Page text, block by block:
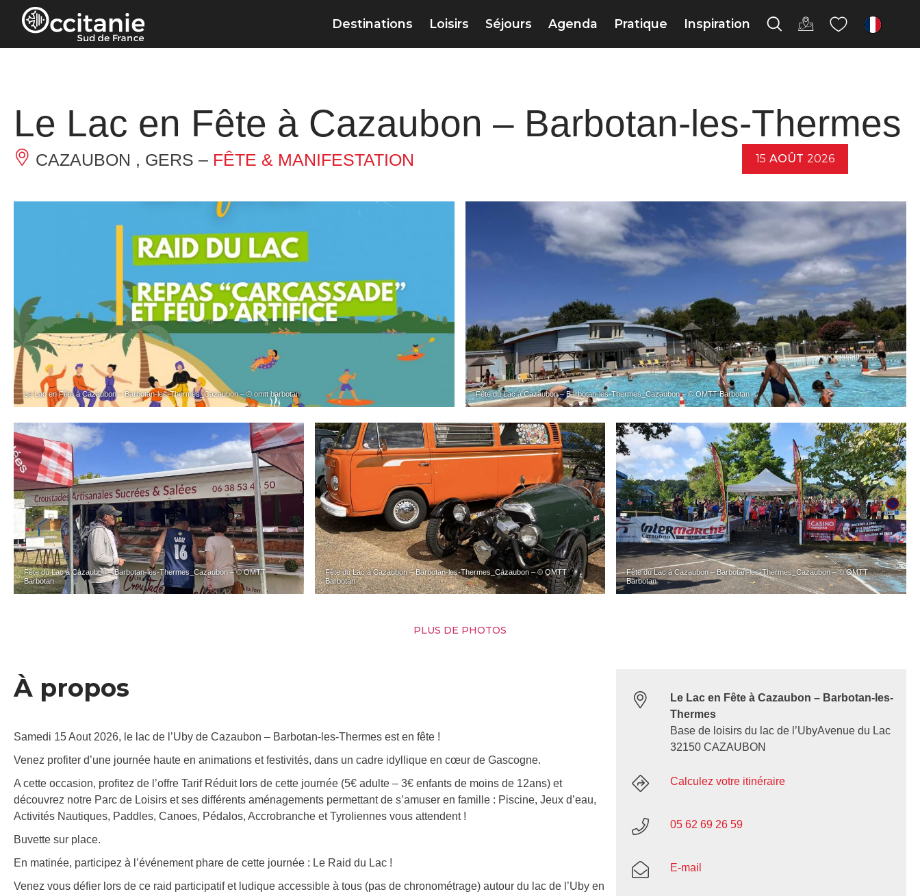
Panneau de gestion des cookies
Destinations Loisirs Séjours Agenda Pratique Inspiration fr
Le Lac en Fête à Cazaubon – Barbotan-les-Thermes
CAZAUBON , GERS – FÊTE & MANIFESTATION 15 AOÛT 2026
Le Lac en Fête à Cazaubon – Barbotan-les-Thermes_Cazaubon – © omtt barbotan Fête du Lac à Cazaubon – Barbotan-les-Thermes_Cazaubon – © OMTT Barbotan
Fête du Lac à Cazaubon – Barbotan-les-Thermes_Cazaubon – © OMTT
Barbotan
Fête du Lac à Cazaubon – Barbotan-les-Thermes_Cazaubon – © OMTT
Barbotan
Fête du Lac à Cazaubon – Barbotan-les-Thermes_Cazaubon – © OMTT
Barbotan
PLUS DE PHOTOS
À propos
Samedi 15 Aout 2026, le lac de l’Uby de Cazaubon – Barbotan-les-Thermes est en fête !
Venez profiter d’une journée haute en animations et festivités, dans un cadre idyllique en cœur de Gascogne.
A cette occasion, profitez de l’offre Tarif Réduit lors de cette journée (5€ adulte – 3€ enfants de moins de 12ans) et
découvrez notre Parc de Loisirs et ses différents aménagements permettant de s’amuser en famille : Piscine, Jeux d’eau,
Activités Nautiques, Paddles, Canoes, Pédalos, Accrobranche et Tyroliennes vous attendent !
Buvette sur place.
En matinée, participez à l’événement phare de cette journée : Le Raid du Lac !
Venez vous défier lors de ce raid participatif et ludique accessible à tous (pas de chronométrage) autour du lac de l’Uby en
Le Lac en Fête à Cazaubon – Barbotan-les-
Thermes
Base de loisirs du lac de l’UbyAvenue du Lac
32150 CAZAUBON
Calculez votre itinéraire
05 62 69 26 59
E-mail